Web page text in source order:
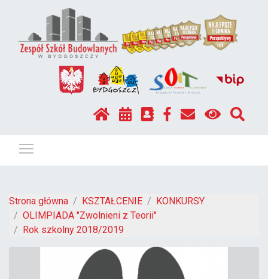
Strona główna KSZTAŁCENIE
KONKURSY
OLIMPIADA "Zwolnieni z Teorii"
Rok szkolny 2018/2019